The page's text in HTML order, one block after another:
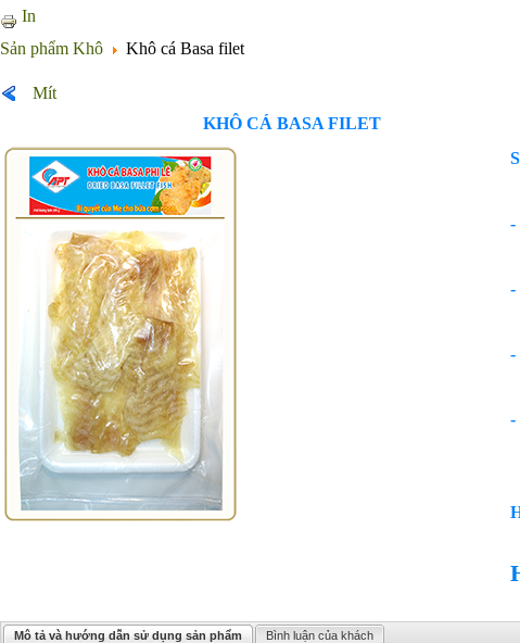
In
Sản phẩm Khô
Khô cá Basa filet
Mít
KHÔ CÁ BASA FILET
-
-
-
-
Mô tả và hướng dẫn sử dụng sản phẩm Bình luận của khách